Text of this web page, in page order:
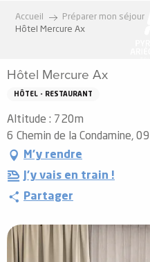
Accueil Préparer mon séjour
Hôtel Mercure Ax
Hôtel Mercure Ax
HÔTEL - RESTAURANT
Altitude : 720m
6 Chemin de la Condamine,
M'y rendre
J'y vais en train !
Partager